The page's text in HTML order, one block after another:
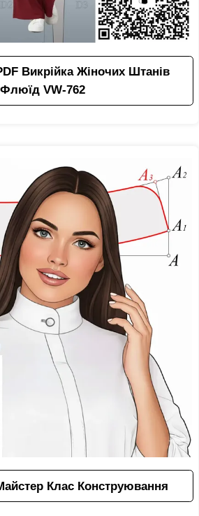
Викрійка Жіночих Штанів
Флюїд VW-762
Клас Конструювання